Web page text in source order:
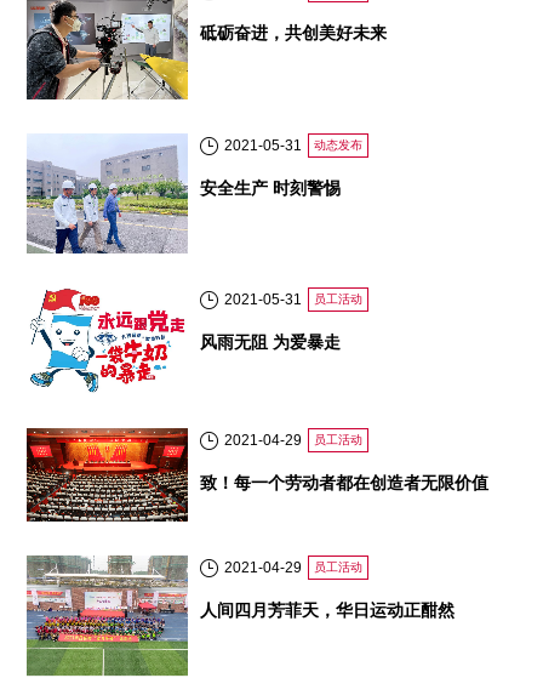
砥砺奋进，共创美好未来
2021-05-31 动态发布
安全生产 时刻警惕
2021-05-31 员工活动
风雨无阻 为爱暴走
2021-04-29 员工活动
致！每一个劳动者都在创造者无限价值
2021-04-29 员工活动
人间四月芳菲天，华日运动正酣然